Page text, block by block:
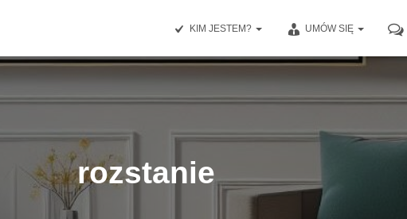
KIM JESTEM? UMÓW SIĘ
rozstanie